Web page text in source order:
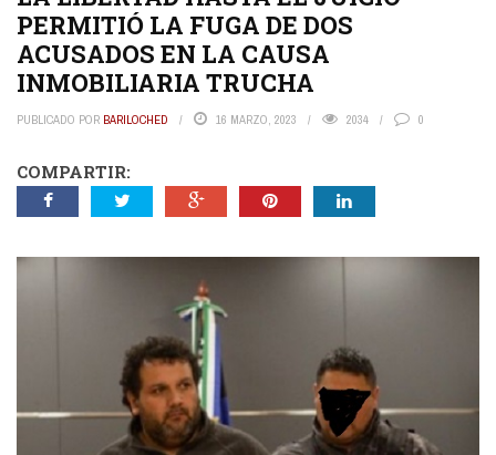
PERMITIÓ LA FUGA DE DOS
ACUSADOS EN LA CAUSA
INMOBILIARIA TRUCHA
PUBLICADO POR BARILOCHED 16 MARZO, 2023 2034 0
COMPARTIR: